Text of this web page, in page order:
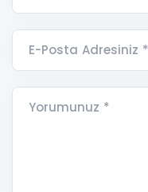
E-Posta Adresiniz *
Yorumunuz *